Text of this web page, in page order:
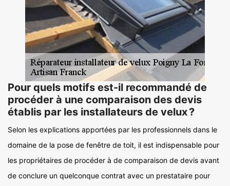
Pour quels motifs est-il recommandé de
procéder à une comparaison des devis
établis par les installateurs de velux ?
Selon les explications apportées par les professionnels dans le
domaine de la pose de fenêtre de toit, il est indispensable pour
les propriétaires de procéder à de comparaison de devis avant
de conclure un quelconque contrat avec un prestataire pour